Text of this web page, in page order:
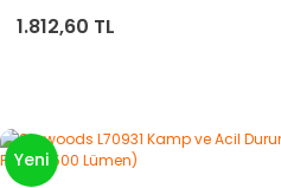
1.812,60 TL
Yeni